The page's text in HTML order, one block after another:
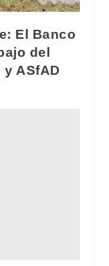
El Banco
del
y ASfAD